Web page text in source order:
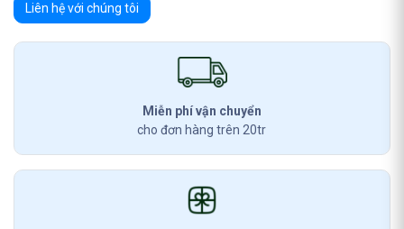
Liên hệ với chúng tôi
Miễn phí vận chuyển
cho đơn hàng trên 20tr